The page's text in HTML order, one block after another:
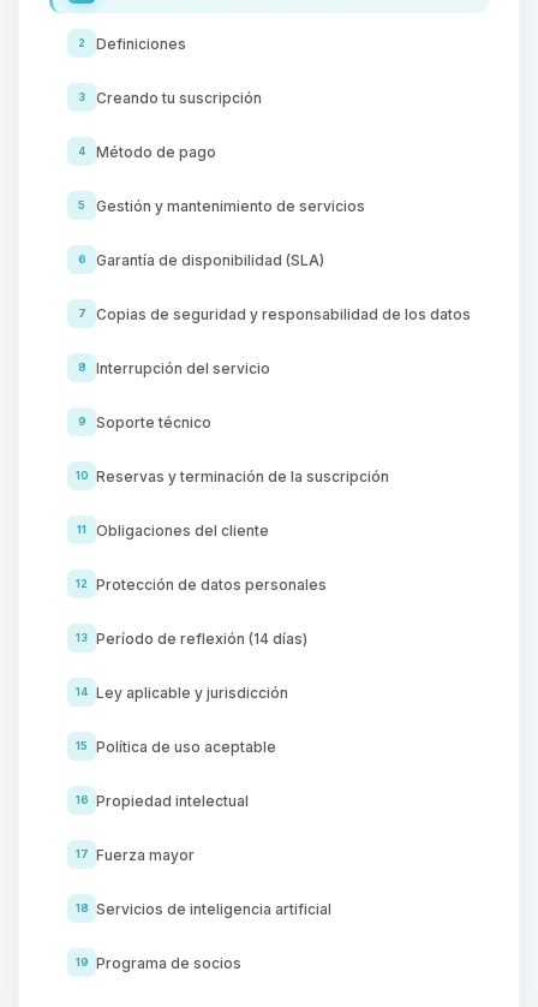
2 Definiciones
3 Creando tu suscripción
4 Método de pago
5 Gestión y mantenimiento de servicios
6 Garantía de disponibilidad (SLA)
7 Copias de seguridad y responsabilidad de los datos
8 Interrupción del servicio
9 Soporte técnico
10 Reservas y terminación de la suscripción
11 Obligaciones del cliente
12 Protección de datos personales
13 Período de reflexión (14 días)
14 Ley aplicable y jurisdicción
15 Política de uso aceptable
16 Propiedad intelectual
17 Fuerza mayor
18 Servicios de inteligencia artificial
19 Programa de socios